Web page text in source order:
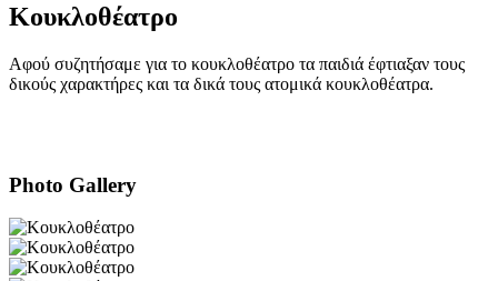
Κουκλοθέατρο
Αφού συζητήσαμε για το κουκλοθέατρο τα παιδιά έφτιαξαν τους
δικούς χαρακτήρες και τα δικά τους ατομικά κουκλοθέατρα.
Photo Gallery